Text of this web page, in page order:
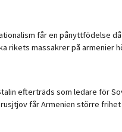
får en pånyttfödelse
rikets massakrer på armenier
efterträds som ledare för
får Armenien större frihet